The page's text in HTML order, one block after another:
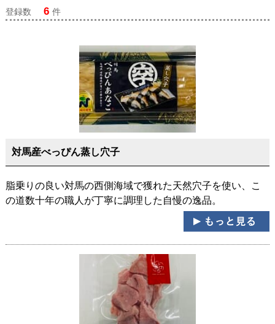
登録数 6 件
対馬産べっぴん蒸し穴子
脂乗りの良い対馬の西側海域で獲れた天然穴子を使い、こ
の道数十年の職人が丁寧に調理した自慢の逸品。